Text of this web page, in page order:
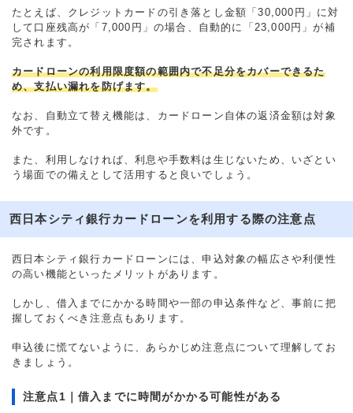
たとえば、クレジットカードの引き落とし金額「30,000円」に対
して口座残高が「7,000円」の場合、自動的に「23,000円」が補
完されます。
カードローンの利用限度額の範囲内で不足分をカバーできるた
め、支払い漏れを防げます。
なお、自動立て替え機能は、カードローン自体の返済金額は対象
外です。
また、利用しなければ、利息や手数料は生じないため、いざとい
う場面での備えとして活用すると良いでしょう。
西日本シティ銀行カードローンを利用する際の注意点
西日本シティ銀行カードローンには、申込対象の幅広さや利便性
の高い機能といったメリットがあります。
しかし、借入までにかかる時間や一部の申込条件など、事前に把
握しておくべき注意点もあります。
申込後に慌てないように、あらかじめ注意点について理解してお
きましょう。
注意点1｜借入までに時間がかかる可能性がある